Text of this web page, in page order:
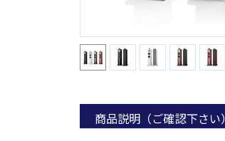
商品説明（ご確認下さい）